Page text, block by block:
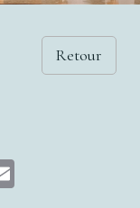
Retour